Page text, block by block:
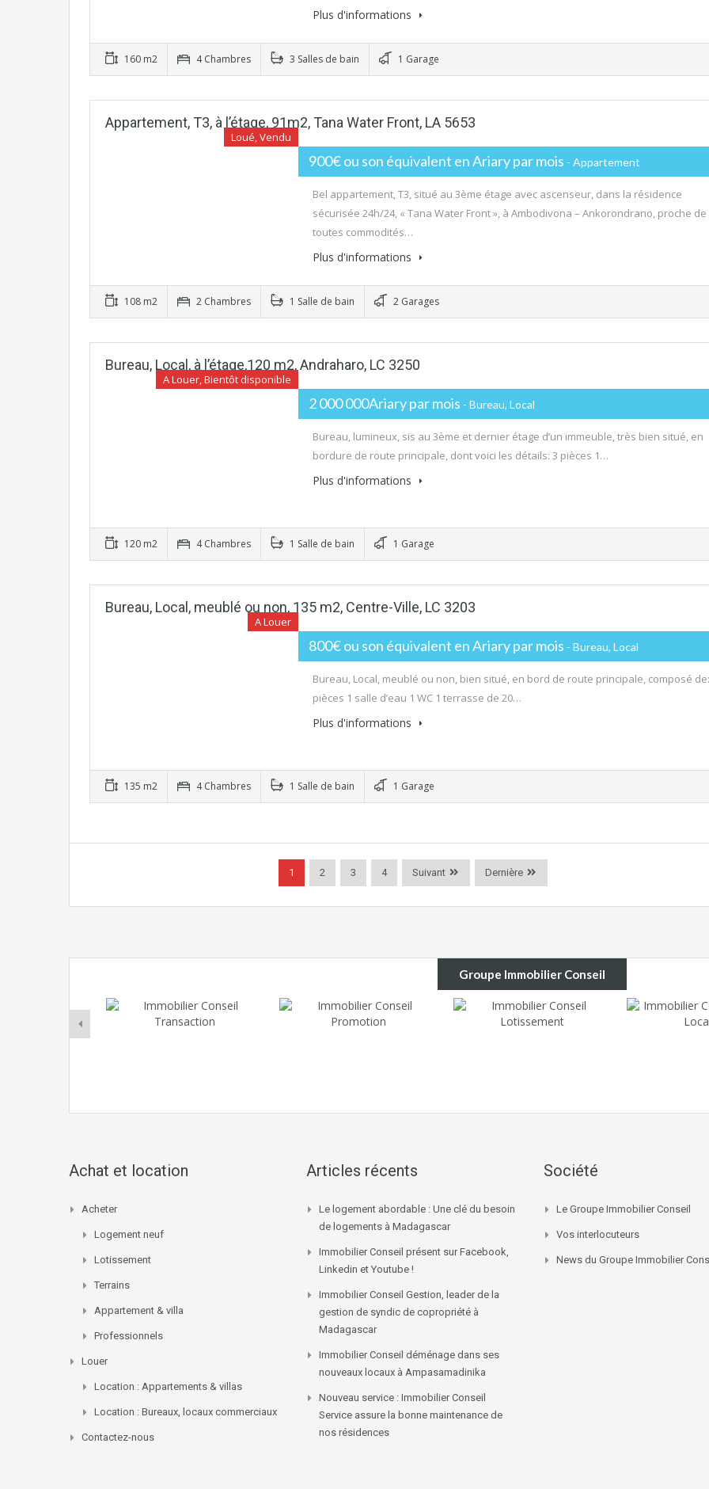
Plus d'informations
160 m2 4 Chambres 3 Salles de bain 1 Garage
Appartement, T3, à l’étage, 91m2, Tana Water Front, LA 5653
Loué, Vendu
900€ ou son équivalent en Ariary par mois - Appartement
Bel appartement, T3, situé au 3ème étage avec ascenseur, dans la résidence
sécurisée 24h/24, « Tana Water Front », à Ambodivona – Ankorondrano, proche de
toutes commodités…
Plus d'informations
108 m2 2 Chambres 1 Salle de bain 2 Garages
Bureau, Local, à l’étage,120 m2, Andraharo, LC 3250
A Louer, Bientôt disponible
2 000 000Ariary par mois - Bureau, Local
Bureau, lumineux, sis au 3ème et dernier étage d’un immeuble, très bien situé, en
bordure de route principale, dont voici les détails: 3 pièces 1…
Plus d'informations
120 m2 4 Chambres 1 Salle de bain 1 Garage
Bureau, Local, meublé ou non, 135 m2, Centre-Ville, LC 3203
A Louer
800€ ou son équivalent en Ariary par mois - Bureau, Local
Bureau, Local, meublé ou non, bien situé, en bord de route principale, composé
pièces 1 salle d’eau 1 WC 1 terrasse de 20…
Plus d'informations
135 m2 4 Chambres 1 Salle de bain 1 Garage
1 2 3 4 Suivant Dernière
Groupe Immobilier Conseil
Achat et location
Acheter
Logement neuf
Lotissement
Terrains
Appartement & villa
Professionnels
Louer
Location : Appartements & villas
Location : Bureaux, locaux commerciaux
Contactez-nous
Articles récents
Le logement abordable : Une clé du besoin
de logements à Madagascar
Immobilier Conseil présent sur Facebook,
Linkedin et Youtube !
Immobilier Conseil Gestion, leader de la
gestion de syndic de copropriété à
Madagascar
Immobilier Conseil déménage dans ses
nouveaux locaux à Ampasamadinika
Nouveau service : Immobilier Conseil
Service assure la bonne maintenance de
nos résidences
Société
Le Groupe Immobilier Conseil
Vos interlocuteurs
News du Groupe Immobilier